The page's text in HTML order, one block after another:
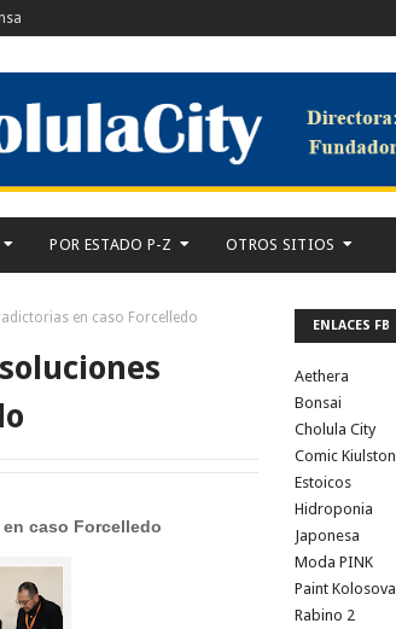
POR ESTADO P-Z OTROS SITIOS
en caso Forcelledo
caso Forcelledo
ENLACES FB
Aethera
Bonsai
Cholula City
Comic Kiulston
Estoicos
Hidroponia
Japonesa
Moda PINK
Paint Kolosova
Rabino 2